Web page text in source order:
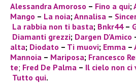
Alessandra Amoroso – Fino a qui;
Mango – La noia; Annalisa –
La rabbia non ti basta; Bnkr44–
Diamanti grezzi; Dargen D’Amico
alta; Diodato – Ti muovi; Emma –
Mannoia – Mariposa; Francesco
te; Fred De Palma – Il cielo non ci
Tutto qui.